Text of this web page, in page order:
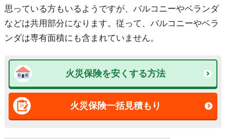
思っている方もいるようですが、バルコニーやベランダ
などは共用部分になります。従って、バルコニーやベラ
ンダは専有面積にも含まれていません。
火災保険を安くする方法
火災保険一括見積もり